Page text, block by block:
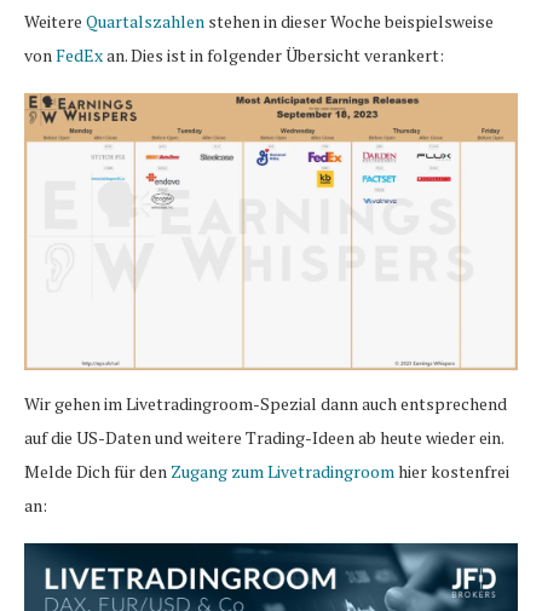
Weitere Quartalszahlen stehen in dieser Woche beispielsweise
von FedExan. Dies ist in folgender Übersicht verankert:
Wir gehen im Livetradingroom-Spezial dann auch entsprechend
auf die US-Daten und weitere Trading-Ideen ab heute wieder ein.
Melde Dich für den Zugang zum Livetradingroomhier kostenfrei
an: